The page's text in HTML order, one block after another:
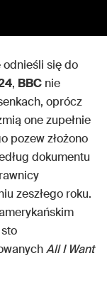
odnieśli się do
, BBC nie
oprócz
one zupełnie
pozew złożono
dokumentu
zeszłego roku.
All I Want